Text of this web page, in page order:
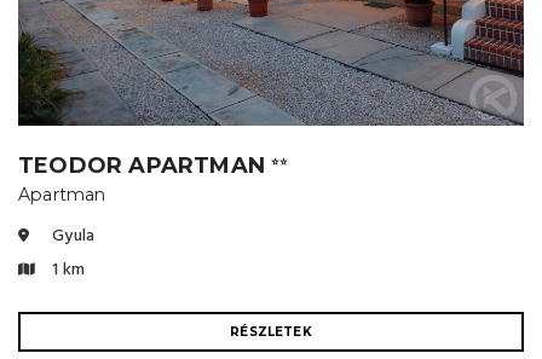
TEODOR APARTMAN⭐⭐
Apartman
Gyula
1 km
RÉSZLETEK